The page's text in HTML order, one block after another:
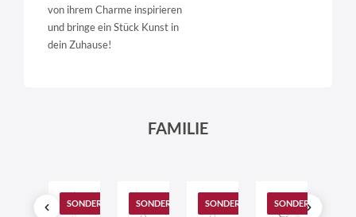
von ihrem Charme inspirieren
und bringe ein Stück Kunst in
dein Zuhause!
FAMILIE
SONDERANGEBOTSONDERANGEBOTSONDERANGEBOTSONDERANGEBOT